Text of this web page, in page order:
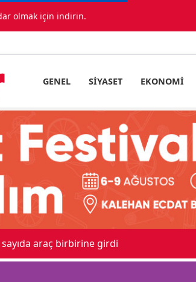
olmak için indirin.
GENEL SIYASET EKONOMI
sayıda araç birbirine girdi